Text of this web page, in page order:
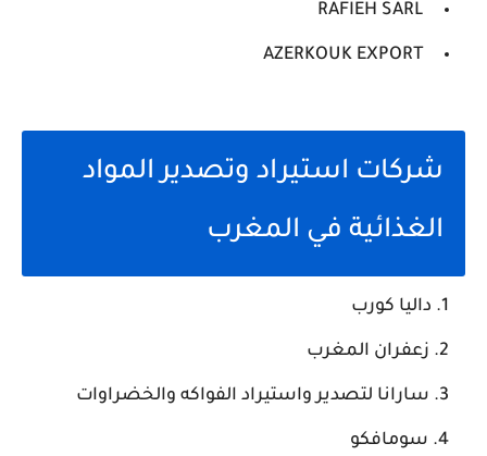
RAFIEH SARL
AZERKOUK EXPORT
شركات استيراد وتصدير المواد
الغذائية في المغرب
داليا كورب
زعفران المغرب
سارانا لتصدير واستيراد الفواكه والخضراوات
سومافكو